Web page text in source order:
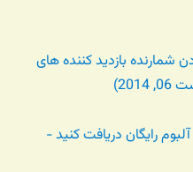
اضافه کردن شمارنده بازدید کننده های
رایگان دریافت کنید -